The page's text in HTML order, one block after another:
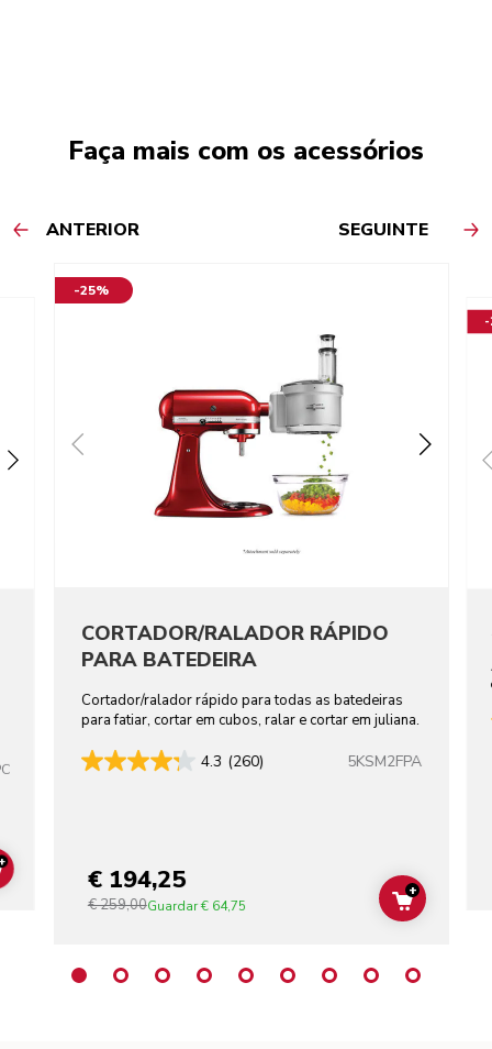
Faça mais com os acessórios
ANTERIOR SEGUINTE
ADD TO CART
-25%
CORTADOR/RALADOR RÁPIDO
PARA BATEDEIRA
Cortador/ralador rápido para todas as batedeiras
para fatiar, cortar em cubos, ralar e cortar em juliana.
4.3 (260) 5KSM2FPA
€ 194,25
€ 259,00Guardar€ 64,75 ADD TO
+
-